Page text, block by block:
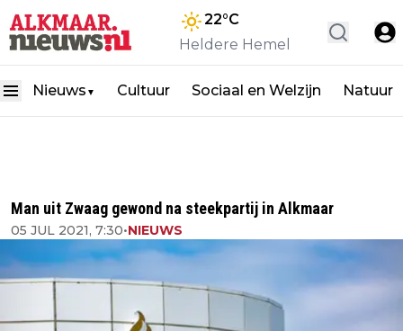
22°C
Heldere Hemel
Nieuws ▼ Cultuur Sociaal en Welzijn Natuur
Man uit Zwaag gewond na steekpartij in Alkmaar
05 JUL 2021, 7:30•NIEUWS